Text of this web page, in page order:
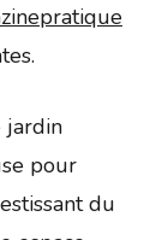
jardin
pour
du